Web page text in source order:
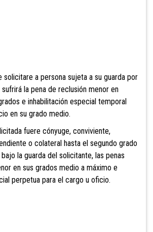
a persona sujeta a su guarda por
sufrirá la pena de reclusión menor en
e inhabilitación especial temporal
en su grado medio.
fuere cónyuge, conviviente,
e o colateral hasta el segundo grado
la guarda del solicitante, las penas
en sus grados medio a máximo e
perpetua para el cargo u oficio.